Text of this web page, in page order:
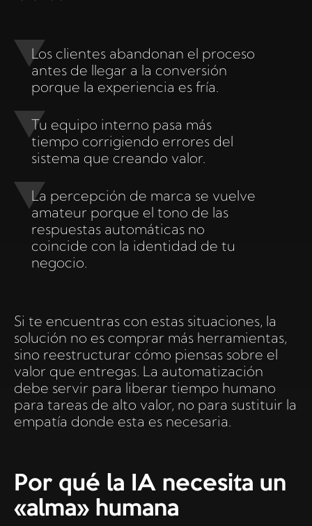
Los clientes abandonan el proceso
antes de llegar a la conversión
porque la experiencia es fría.
Tu equipo interno pasa más
tiempo corrigiendo errores del
sistema que creando valor.
La percepción de marca se vuelve
amateur porque el tono de las
respuestas automáticas no
coincide con la identidad de tu
negocio.
Si te encuentras con estas situaciones, la
solución no es comprar más herramientas,
sino reestructurar cómo piensas sobre el
valor que entregas. La automatización
debe servir para liberar tiempo humano
para tareas de alto valor, no para sustituir la
empatía donde esta es necesaria.
Por qué la IA necesita un
«alma» humana